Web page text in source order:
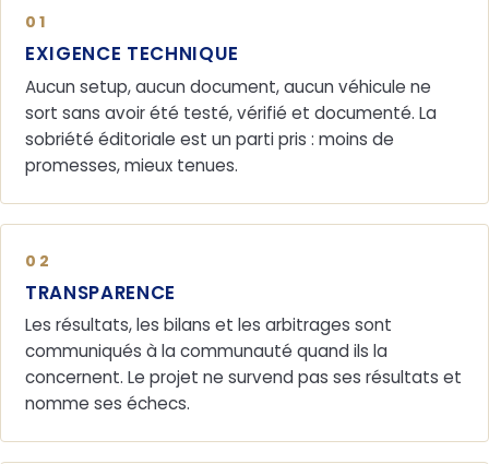
01
EXIGENCE TECHNIQUE
Aucun setup, aucun document, aucun véhicule ne
sort sans avoir été testé, vérifié et documenté. La
sobriété éditoriale est un parti pris : moins de
promesses, mieux tenues.
02
TRANSPARENCE
Les résultats, les bilans et les arbitrages sont
communiqués à la communauté quand ils la
concernent. Le projet ne survend pas ses résultats et
nomme ses échecs.